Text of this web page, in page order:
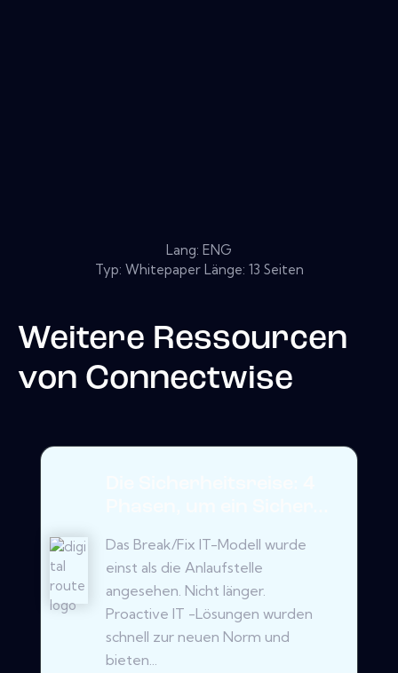
Lang: ENG
Typ: Whitepaper Länge: 13 Seiten
Weitere Ressourcen
von Connectwise
Das Break/Fix IT-Modell wurde
einst als die Anlaufstelle
angesehen. Nicht länger.
Proactive IT -Lösungen wurden
schnell zur neuen Norm und
bieten...